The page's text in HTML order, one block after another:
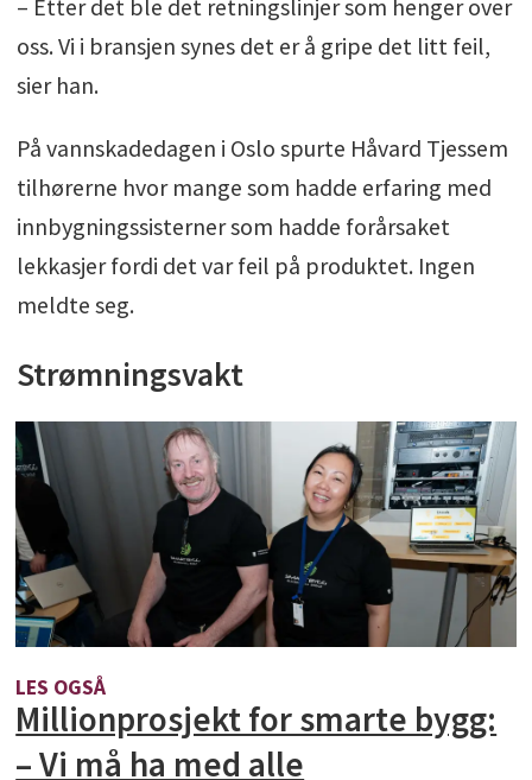
– Etter det ble det retningslinjer som henger over
oss. Vi i bransjen synes det er å gripe det litt feil,
sier han.
På vannskadedagen i Oslo spurte Håvard Tjessem
tilhørerne hvor mange som hadde erfaring med
innbygningssisterner som hadde forårsaket
lekkasjer fordi det var feil på produktet. Ingen
meldte seg.
Strømningsvakt
LES OGSÅ
Millionprosjekt for smarte bygg:
– Vi må ha med alle